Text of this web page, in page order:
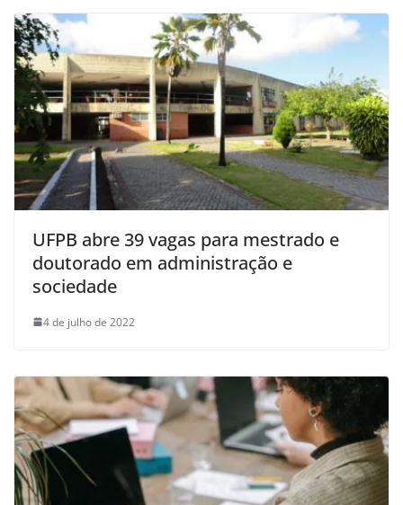
UFPB abre 39 vagas para mestrado e
doutorado em administração e
sociedade
4 de julho de 2022